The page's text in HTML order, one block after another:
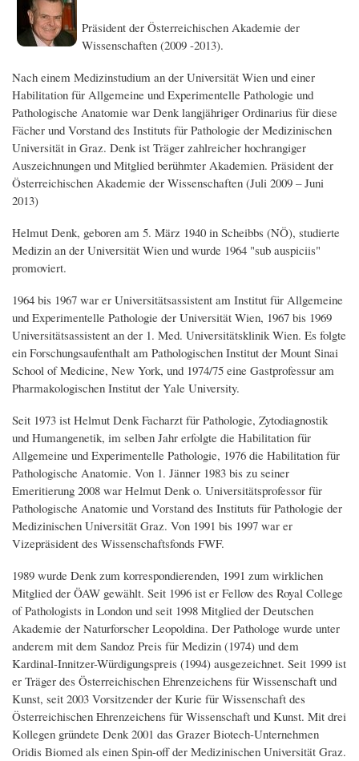
Präsident der Österreichischen Akademie der
Wissenschaften (2009 -2013).
Nach einem Medizinstudium an der Universität Wien und einer
Habilitation für Allgemeine und Experimentelle Pathologie und
Pathologische Anatomie war Denk langjähriger Ordinarius für diese
Fächer und Vorstand des Instituts für Pathologie der Medizinischen
Universität in Graz. Denk ist Träger zahlreicher hochrangiger
Auszeichnungen und Mitglied berühmter Akademien. Präsident der
Österreichischen Akademie der Wissenschaften (Juli 2009 – Juni
2013)
Helmut Denk, geboren am 5. März 1940 in Scheibbs (NÖ), studierte
Medizin an der Universität Wien und wurde 1964 "sub auspiciis"
promoviert.
1964 bis 1967 war er Universitätsassistent am Institut für Allgemeine
und Experimentelle Pathologie der Universität Wien, 1967 bis 1969
Universitätsassistent an der 1. Med. Universitätsklinik Wien. Es folgte
ein Forschungsaufenthalt am Pathologischen Institut der Mount Sinai
School of Medicine, New York, und 1974/75 eine Gastprofessur am
Pharmakologischen Institut der Yale University.
Seit 1973 ist Helmut Denk Facharzt für Pathologie, Zytodiagnostik
und Humangenetik, im selben Jahr erfolgte die Habilitation für
Allgemeine und Experimentelle Pathologie, 1976 die Habilitation für
Pathologische Anatomie. Von 1. Jänner 1983 bis zu seiner
Emeritierung 2008 war Helmut Denk o. Universitätsprofessor für
Pathologische Anatomie und Vorstand des Instituts für Pathologie der
Medizinischen Universität Graz. Von 1991 bis 1997 war er
Vizepräsident des Wissenschaftsfonds FWF.
1989 wurde Denk zum korrespondierenden, 1991 zum wirklichen
Mitglied der ÖAW gewählt. Seit 1996 ist er Fellow des Royal College
of Pathologists in London und seit 1998 Mitglied der Deutschen
Akademie der Naturforscher Leopoldina. Der Pathologe wurde unter
anderem mit dem Sandoz Preis für Medizin (1974) und dem
Kardinal-Innitzer-Würdigungspreis (1994) ausgezeichnet. Seit 1999 ist
er Träger des Österreichischen Ehrenzeichens für Wissenschaft und
Kunst, seit 2003 Vorsitzender der Kurie für Wissenschaft des
Österreichischen Ehrenzeichens für Wissenschaft und Kunst. Mit drei
Kollegen gründete Denk 2001 das Grazer Biotech-Unternehmen
Oridis Biomed als einen Spin-off der Medizinischen Universität Graz.